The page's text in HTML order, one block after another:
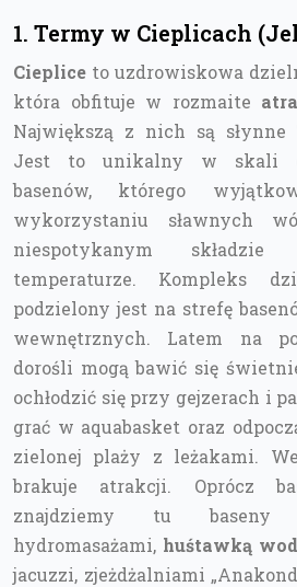
1. Termy w Cieplicach
Cieplice to uzdrowiskowa
która obfituje w rozmaite
Największą z nich są słynne
Jest to unikalny w skali
basenów, którego
wykorzystaniu sławnych
niespotykanym
temperaturze. Kompleks
podzielony jest na strefę
wewnętrznych. Latem na
dorośli mogą bawić się
ochłodzić się przy gejzerach i
grać w aquabasket oraz
zielonej plaży z leżakami.
brakuje atrakcji. Oprócz
znajdziemy tu baseny
hydromasażami, huśtawką
jacuzzi, zjeżdżalniami